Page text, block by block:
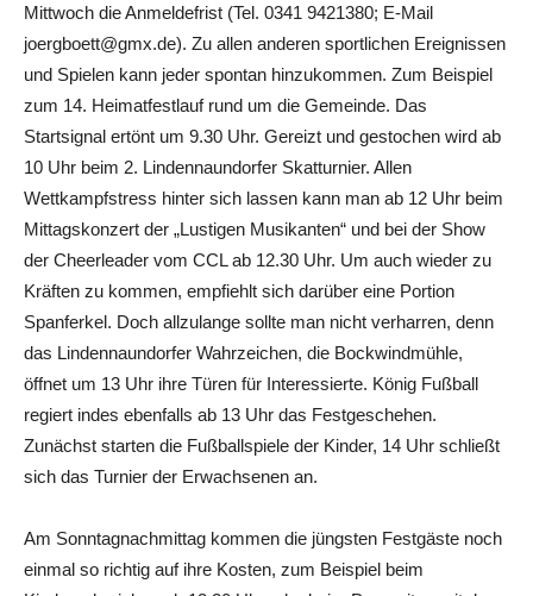
Mittwoch die Anmeldefrist (Tel. 0341 9421380; E-Mail
joergboett@gmx.de). Zu allen anderen sportlichen Ereignissen
und Spielen kann jeder spontan hinzukommen. Zum Beispiel
zum 14. Heimatfestlauf rund um die Gemeinde. Das
Startsignal ertönt um 9.30 Uhr. Gereizt und gestochen wird ab
10 Uhr beim 2. Lindennaundorfer Skatturnier. Allen
Wettkampfstress hinter sich lassen kann man ab 12 Uhr beim
Mittagskonzert der „Lustigen Musikanten“ und bei der Show
der Cheerleader vom CCL ab 12.30 Uhr. Um auch wieder zu
Kräften zu kommen, empfiehlt sich darüber eine Portion
Spanferkel. Doch allzulange sollte man nicht verharren, denn
das Lindennaundorfer Wahrzeichen, die Bockwindmühle,
öffnet um 13 Uhr ihre Türen für Interessierte. König Fußball
regiert indes ebenfalls ab 13 Uhr das Festgeschehen.
Zunächst starten die Fußballspiele der Kinder, 14 Uhr schließt
sich das Turnier der Erwachsenen an.
Am Sonntagnachmittag kommen die jüngsten Festgäste noch
einmal so richtig auf ihre Kosten, zum Beispiel beim